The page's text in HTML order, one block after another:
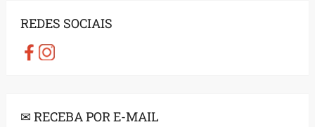
REDES SOCIAIS
✉ RECEBA POR E-MAIL